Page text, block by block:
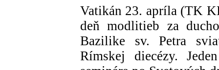
Vatikán 23. apríla (TK
deň modlitieb za
Bazilike sv. Petra
Rímskej diecézy.